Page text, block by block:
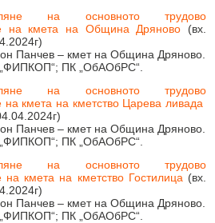
на основното трудово
на кмета на Община Дряново (вх.
Панчев – кмет на Община Дряново.
ПК „ОбАОбРС“.
на основното трудово
на кмета на кметство Царева ливада
Панчев – кмет на Община Дряново.
ПК „ОбАОбРС“.
на основното трудово
на кмета на кметство Гостилица (вх.
Панчев – кмет на Община Дряново.
ПК „ОбАОбРС“.